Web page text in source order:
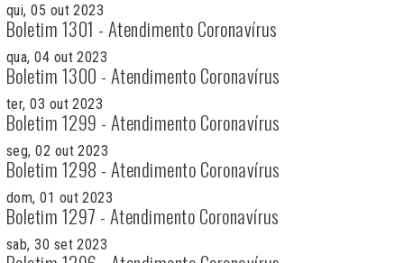
qui, 05 out 2023
Boletim 1301 - Atendimento Coronavírus
qua, 04 out 2023
Boletim 1300 - Atendimento Coronavírus
ter, 03 out 2023
Boletim 1299 - Atendimento Coronavírus
seg, 02 out 2023
Boletim 1298 - Atendimento Coronavírus
dom, 01 out 2023
Boletim 1297 - Atendimento Coronavírus
sab, 30 set 2023